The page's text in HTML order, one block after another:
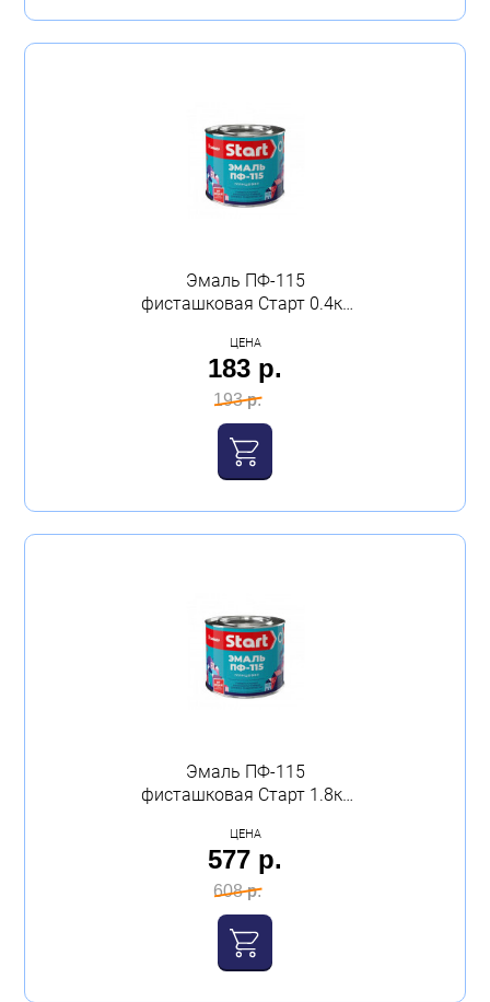
Эмаль ПФ-115
фисташковая Старт 0.4кг
ЦЕНА
183 р.
193 р.
Эмаль ПФ-115
фисташковая Старт 1.8кг
ЦЕНА
577 р.
608 р.